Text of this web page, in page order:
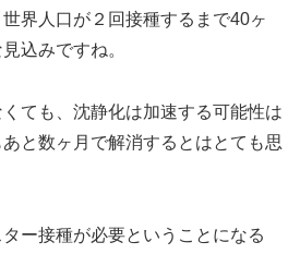
界人口が２回接種するまで40ヶ
込みですね。
ても、沈静化は加速する可能性は
と数ヶ月で解消するとはとても思
ー接種が必要ということになる